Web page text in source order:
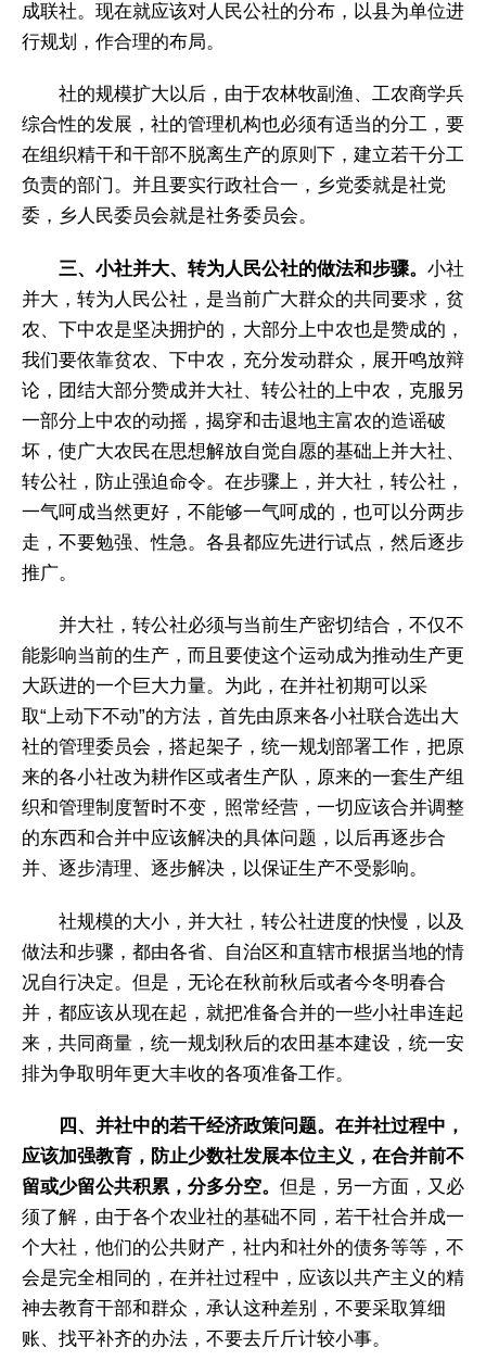
成联社。现在就应该对人民公社的分布，以县为单位进
行规划，作合理的布局。
社的规模扩大以后，由于农林牧副渔、工农商学兵
综合性的发展，社的管理机构也必须有适当的分工，要
在组织精干和干部不脱离生产的原则下，建立若干分工
负责的部门。并且要实行政社合一，乡党委就是社党
委，乡人民委员会就是社务委员会。
三、小社并大、转为人民公社的做法和步骤。 小社
并大，转为人民公社，是当前广大群众的共同要求，贫
农、下中农是坚决拥护的，大部分上中农也是赞成的，
我们要依靠贫农、下中农，充分发动群众，展开鸣放辩
论，团结大部分赞成并大社、转公社的上中农，克服另
一部分上中农的动摇，揭穿和击退地主富农的造谣破
坏，使广大农民在思想解放自觉自愿的基础上并大社、
转公社，防止强迫命令。在步骤上，并大社，转公社，
一气呵成当然更好，不能够一气呵成的，也可以分两步
走，不要勉强、性急。各县都应先进行试点，然后逐步
推广。
并大社，转公社必须与当前生产密切结合，不仅不
能影响当前的生产，而且要使这个运动成为推动生产更
大跃进的一个巨大力量。为此，在并社初期可以采
取“上动下不动”的方法，首先由原来各小社联合选出大
社的管理委员会，搭起架子，统一规划部署工作，把原
来的各小社改为耕作区或者生产队，原来的一套生产组
织和管理制度暂时不变，照常经营，一切应该合并调整
的东西和合并中应该解决的具体问题，以后再逐步合
并、逐步清理、逐步解决，以保证生产不受影响。
社规模的大小，并大社，转公社进度的快慢，以及
做法和步骤，都由各省、自治区和直辖市根据当地的情
况自行决定。但是，无论在秋前秋后或者今冬明春合
并，都应该从现在起，就把准备合并的一些小社串连起
来，共同商量，统一规划秋后的农田基本建设，统一安
排为争取明年更大丰收的各项准备工作。
四、并社中的若干经济政策问题。在并社过程中，
应该加强教育，防止少数社发展本位主义，在合并前不
留或少留公共积累，分多分空。 但是，另一方面，又必
须了解，由于各个农业社的基础不同，若干社合并成一
个大社，他们的公共财产，社内和社外的债务等等，不
会是完全相同的，在并社过程中，应该以共产主义的精
神去教育干部和群众，承认这种差别，不要采取算细
账、找平补齐的办法，不要去斤斤计较小事。